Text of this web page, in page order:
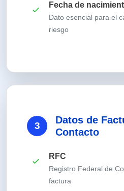
Fecha de
Dato esencial para el
riesgo
3
Datos de
Contacto
RFC
Registro Federal de
factura